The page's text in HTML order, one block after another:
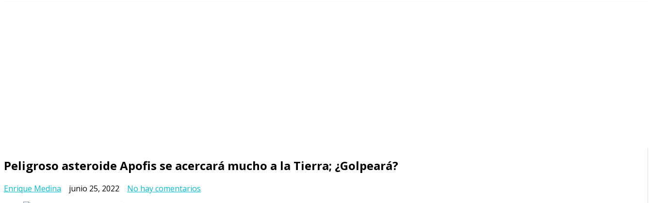
Peligroso asteroide Apofis se acercará mucho a la Tierra; ¿Golpeará?
Enrique Medina junio 25, 2022 No hay comentarios